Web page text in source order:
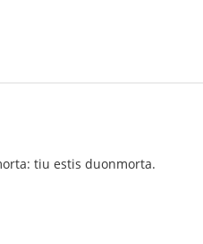
tiu estis duonmorta.